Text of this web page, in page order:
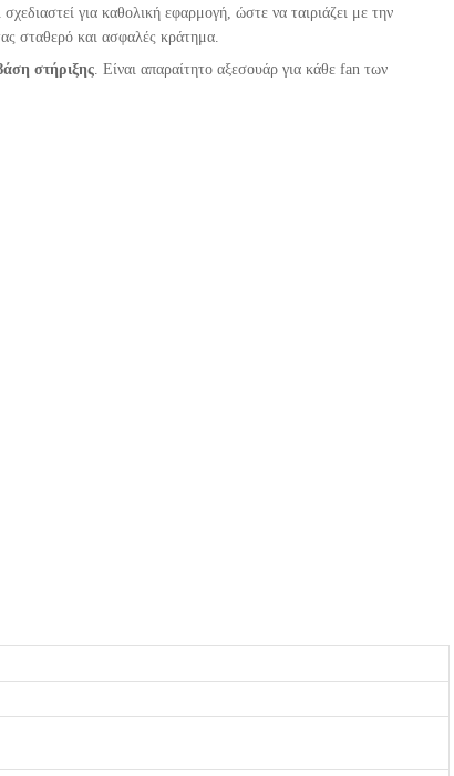
για καθολική εφαρμογή, ώστε να ταιριάζει με την
σταθερό και ασφαλές κράτημα.
στήριξης. Είναι απαραίτητο αξεσουάρ για κάθε fan των